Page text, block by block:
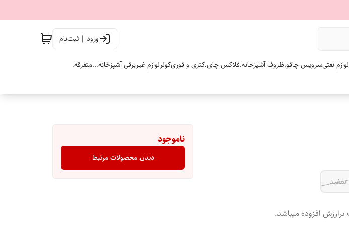
ورود | ثبت‌نام
لوازم نفتیسرویس چاقو.ظروف آشپزخانه.فلاکس چای.کتری و قوریکولرلوازم غیربرقی آشپزخانه...متفرقه.
سفید
ناموجود
دیدن محصولات مرتبط